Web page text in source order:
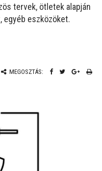
tervek, ötletek alapján
egyéb eszközöket.
MEGOSZTÁS: